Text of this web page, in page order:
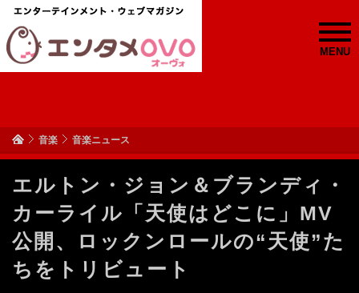
MENU
音楽 音楽ニュース
エルトン・ジョン＆ブランディ・
カーライル「天使はどこに」MV
公開、ロックンロールの“天使”た
ちをトリビュート